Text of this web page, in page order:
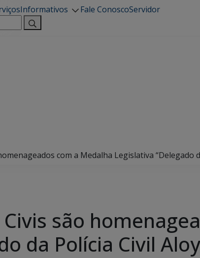
Informativos Fale ConoscoServidor
com a Medalha Legislativa “Delegado
Civis são
da Polícia Civil